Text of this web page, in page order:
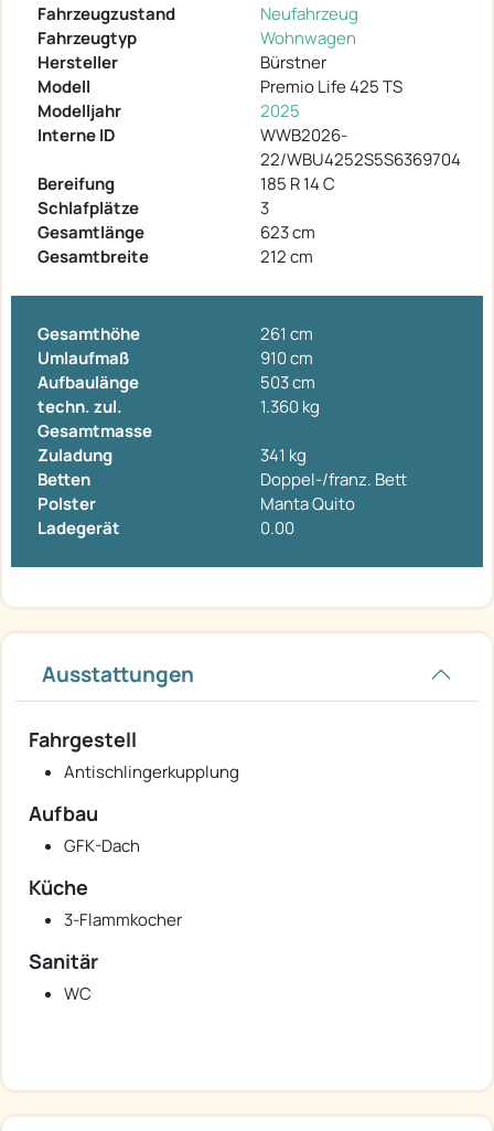
Fahrzeugzustand
Neufahrzeug
Fahrzeugtyp
Wohnwagen
Hersteller
Bürstner
Modell
Premio Life 425 TS
Modelljahr
2025
Interne ID
WWB2026-
22/WBU4252S5S6369704
Bereifung
185 R 14 C
Schlafplätze
3
Gesamtlänge
623 cm
Gesamtbreite
212 cm
Gesamthöhe
261 cm
Umlaufmaß
910 cm
Aufbaulänge
503 cm
techn. zul.
Gesamtmasse
1.360 kg
Zuladung
341 kg
Betten
Doppel-/franz. Bett
Polster
Manta Quito
Ladegerät
0.00
Ausstattungen
Fahrgestell
Antischlingerkupplung
Aufbau
GFK-Dach
Küche
3-Flammkocher
Sanitär
WC